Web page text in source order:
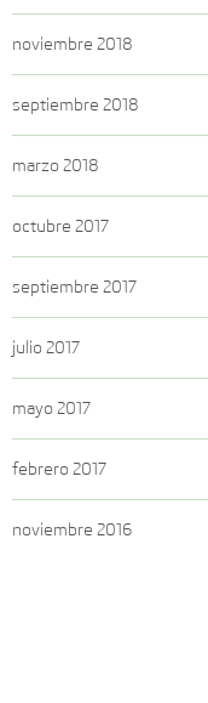
noviembre 2018
septiembre 2018
marzo 2018
octubre 2017
septiembre 2017
julio 2017
mayo 2017
febrero 2017
noviembre 2016